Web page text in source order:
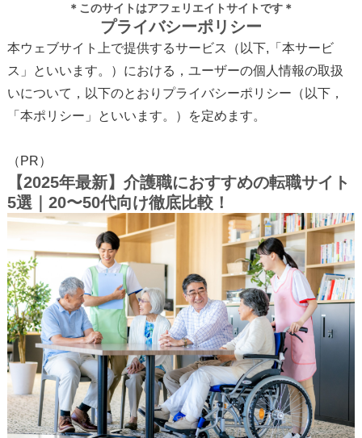
＊このサイトはアフェリエイトサイトです＊
プライバシーポリシー
本ウェブサイト上で提供するサービス（以下,「本サービ
ス」といいます。）における，ユーザーの個人情報の取扱
いについて，以下のとおりプライバシーポリシー（以下，
「本ポリシー」といいます。）を定めます。
（PR）
【2025年最新】介護職におすすめの転職サイト
5選｜20〜50代向け徹底比較！